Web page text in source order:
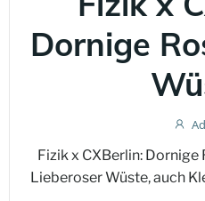
Dornige
Fizik x CXBerlin: Dornige
Lieberoser Wüste, auch